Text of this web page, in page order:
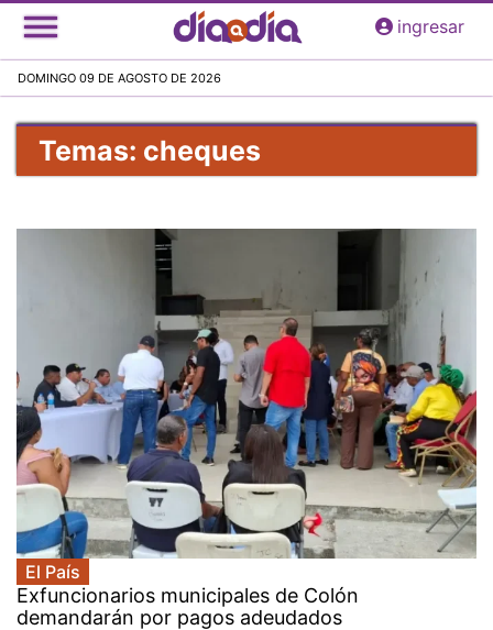
Pasar
al
principal
ingresar
DOMINGO 09 DE AGOSTO DE 2026
Temas: cheques
El País
Exfuncionarios municipales de Colón
demandarán por pagos adeudados